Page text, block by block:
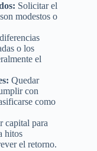
Solicitar el
modestos o
o los
el
Quedar
con
como
capital para
hitos
el retorno.